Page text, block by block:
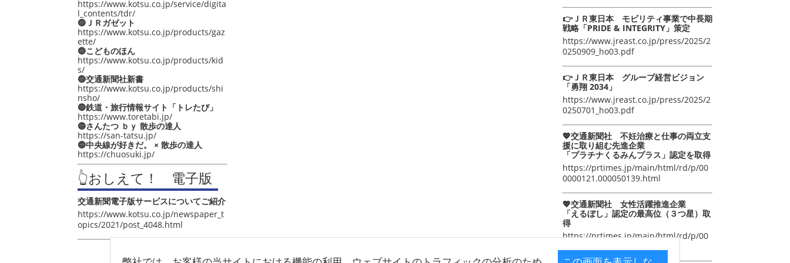
https://www.kotsu.co.jp/service/digita
l_contents/tdr/
🔵ＪＲガゼット
https://www.kotsu.co.jp/products/gaz
ette/
🔵こどものほん
https://www.kotsu.co.jp/products/kid
s/
🔵交通新聞社新書
https://www.kotsu.co.jp/products/shi
nsho/
🔵鉄道・旅行情報サイト「トレたび」
https://www.toretabi.jp/
🔵さんたつ ｂｙ 散歩の達人
https://san-tatsu.jp/
🔵中央線が好きだ。 × 散歩の達人
https://chuosuki.jp/
👆おしえて！ 電子版
交通新聞電子版サービスについてご紹介
https://www.kotsu.co.jp/newspaper_t
opics/2021/post_4048.html
👉ＪＲ東日本 モビリティ事業で中長期
戦略「PRIDE & INTEGRITY」策定
https://www.jreast.co.jp/press/2025/2
0250909_ho03.pdf
👉ＪＲ東日本 グループ経営ビジョン
「勇翔 2034」
https://www.jreast.co.jp/press/2025/2
0250701_ho03.pdf
💖交通新聞社 不妊治療と仕事の両立支
援に取り組む先進企業
「プラチナくるみんプラス」認定を取得
https://prtimes.jp/main/html/rd/p/00
0000121.000050139.html
💖交通新聞社 女性活躍推進企業
「えるぼし」認定の最高位（３つ星）取
得
https://prtimes.jp/main/html/rd/p/00